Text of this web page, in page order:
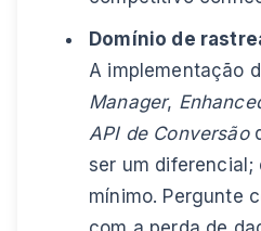
Domínio de
A implementação
Manager,
API de Conversão
ser um diferencial;
mínimo. Pergunte